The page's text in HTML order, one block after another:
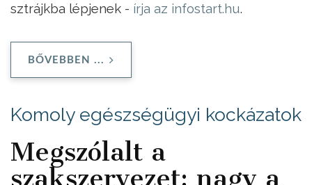
sztrájkba lépjenek - írja az infostart.hu.
BŐVEBBEN ...
Komoly egészségügyi kockázatok
Megszólalt a
szakszervezet: nagy a